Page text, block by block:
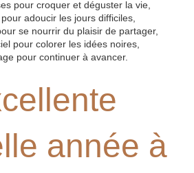
pour croquer et déguster la vie,
adoucir les jours difficiles,
se nourrir du plaisir de partager,
pour colorer les idées noires,
pour continuer à avancer.
année à